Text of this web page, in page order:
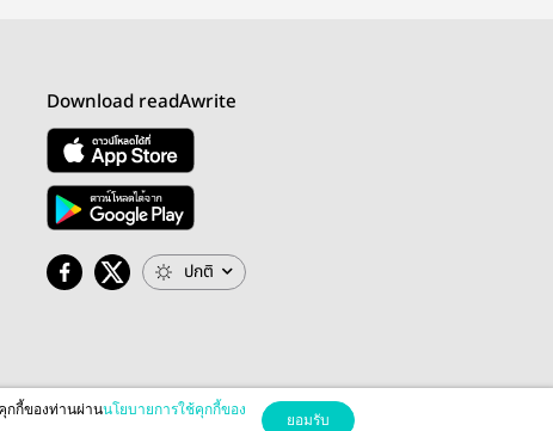
Download readAwrite
ปกติ
กกี้ของท่านผ่านนโยบายการใช้คุกกี้ของ
ยอมรับ